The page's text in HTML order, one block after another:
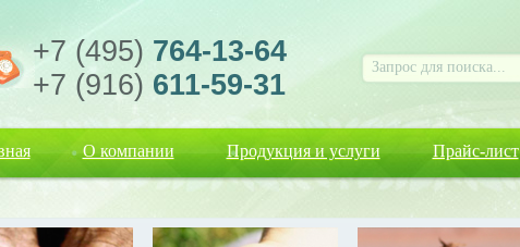
+7 (495) 764-13-64
+7 (916) 611-59-31
О компании Продукция и услуги Прайс-лист